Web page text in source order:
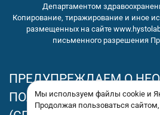
Департаментом
Копирование, тиражирование и иное
размещенных на сайте
письменного разрешения
ПРЕДУПРЕЖДАЕМ О
ПОЛУЧЕНИЯ
Мы используем файлы cookie и
Продолжая пользоваться